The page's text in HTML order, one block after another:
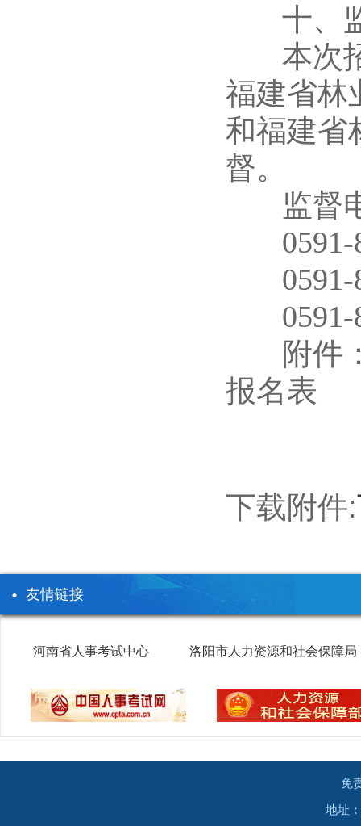
十、
本次招
福建省林
和福建省
督。
监督
0591-
0591-
0591-
附件：
报名表
下载附件:
友情链接
河南省人事考试中心 洛阳市人力资源和社会保障局
免
地址